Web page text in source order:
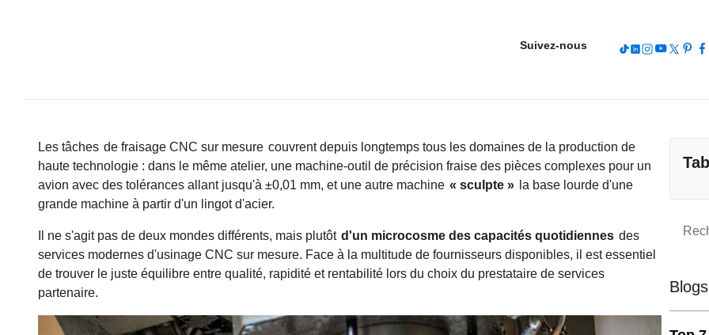
Suivez-nous
Les tâches de fraisage CNC sur mesure couvrent depuis longtemps tous les domaines de la production de
haute technologie : dans le même atelier, une machine-outil de précision fraise des pièces complexes pour un
avion avec des tolérances allant jusqu'à ±0,01 mm, et une autre machine « sculpte » la base lourde d'une
grande machine à partir d'un lingot d'acier.
Il ne s'agit pas de deux mondes différents, mais plutôt d'un microcosme des capacités quotidiennes des
services modernes d'usinage CNC sur mesure. Face à la multitude de fournisseurs disponibles, il est essentiel
de trouver le juste équilibre entre qualité, rapidité et rentabilité lors du choix du prestataire de services
partenaire.